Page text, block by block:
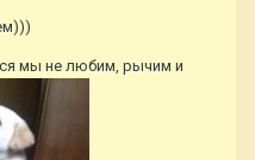
мы не любим, рычим и